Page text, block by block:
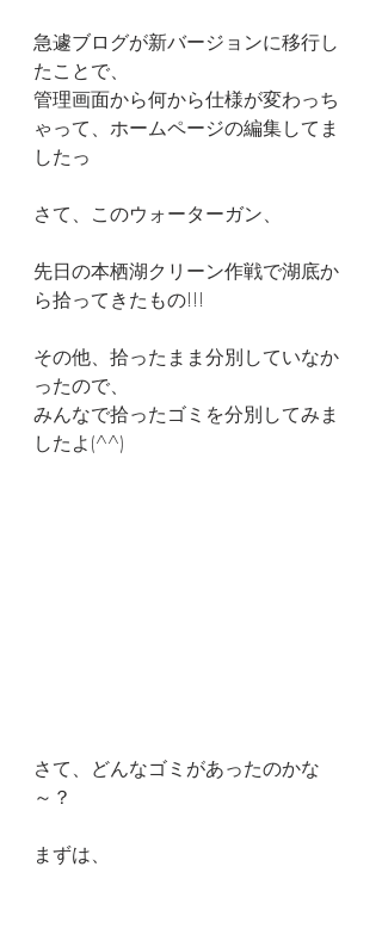
急遽ブログが新バージョンに移行し
たことで、
管理画面から何から仕様が変わっち
ゃって、ホームページの編集してま
したっ
さて、このウォーターガン、
先日の本栖湖クリーン作戦で湖底か
ら拾ってきたもの!!!
その他、拾ったまま分別していなか
ったので、
みんなで拾ったゴミを分別してみま
したよ(^^)
さて、どんなゴミがあったのかな
～？
まずは、